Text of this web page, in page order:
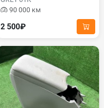
90 000 км
2 500₽